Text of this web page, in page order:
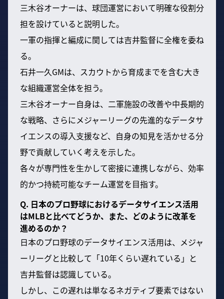
三木谷オーナーは、球団運営において明確な役割分
担を設けていると説明した。
一軍の指揮と編成に関しては吉井監督に全権を委ね
る。
石井一久GMは、スカウトから育成までを含む大き
な組織運営全体を担う。
三木谷オーナー自身は、二軍施設の改善や中長期的
な戦略、さらにメジャーリーグの先進的なデータサ
イエンスの導入支援など、自身の知見を活かせる分
野で貢献していく考えを示した。
各々が専門性を生かして密接に連携しながら、効率
的かつ持続可能なチーム運営を目指す。
Q. 日本のプロ野球におけるデータサイエンス活用
はMLBと比べてどうか、また、どのように改革を
進めるのか？
日本のプロ野球のデータサイエンス活用は、メジャ
ーリーグと比較して「10年くらい遅れている」と
吉井監督は認識している。
しかし、この遅れは単なるネガティブ要素ではない